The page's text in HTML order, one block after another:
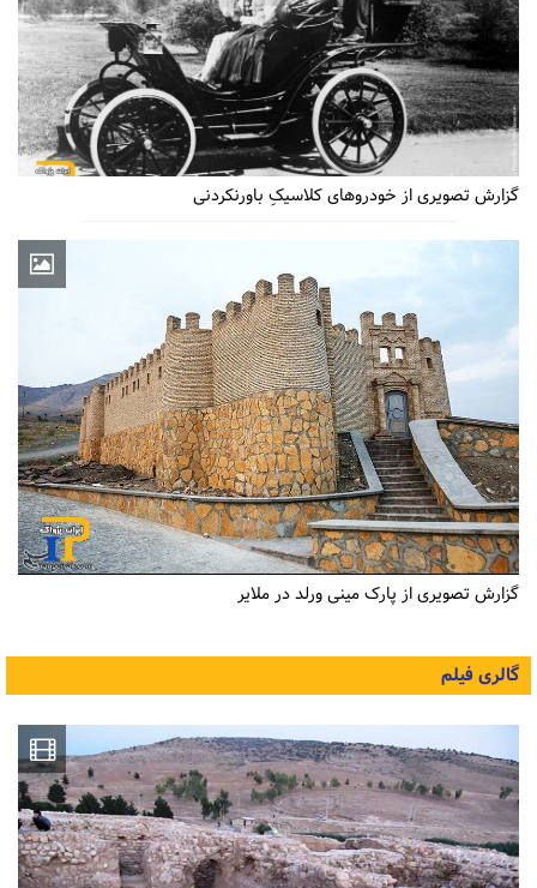
گزارش تصویری از خودروهای کلاسیکِ باورنکردنی
گزارش تصویری از پارک مینی ورلد در ملایر
گالری فیلم